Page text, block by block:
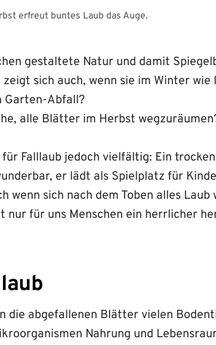
erfreut buntes Laub das Auge.
gestaltete Natur und damit
sich auch, wenn sie im Winter
Garten-Abfall?
alle Blätter im Herbst
Falllaub jedoch vielfältig: Ein
er lädt als Spielplatz für
wenn sich nach dem Toben alles Laub
für uns Menschen ein herrlicher
die abgefallenen Blätter vielen
Nahrung und